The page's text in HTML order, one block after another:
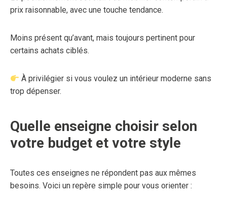
prix raisonnable, avec une touche tendance.
Moins présent qu’avant, mais toujours pertinent pour
certains achats ciblés.
À privilégier si vous voulez un intérieur moderne sans
trop dépenser.
Quelle enseigne choisir selon
votre budget et votre style
Toutes ces enseignes ne répondent pas aux mêmes
besoins. Voici un repère simple pour vous orienter :